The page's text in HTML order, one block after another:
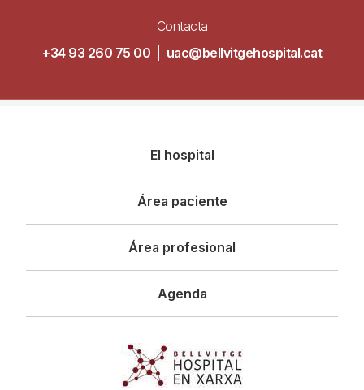
Contacta
+34 93 260 75 00
uac@bellvitgehospital.cat
principal
El hospital
Área paciente
Área profesional
Agenda